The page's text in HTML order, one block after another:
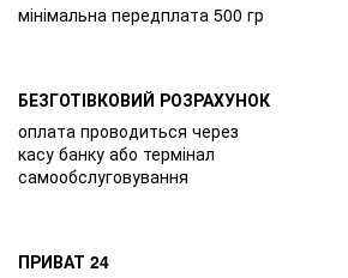
мінімальна передплата 500 гр
БЕЗГОТІВКОВИЙ РОЗРАХУНОК
оплата проводиться через
касу банку або термінал
самообслуговування
ПРИВАТ 24